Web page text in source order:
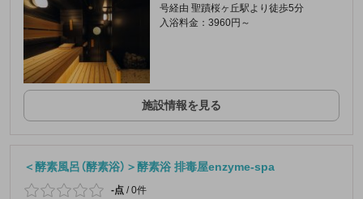
号経由 聖蹟桜ヶ丘駅より徒歩5分
入浴料金：3960円～
施設情報を見る
＜酵素風呂（酵素浴）＞酵素浴 排毒屋enzyme-spa
-点 /0件